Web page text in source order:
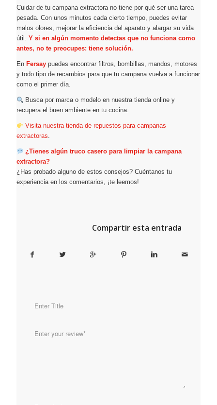
Cuidar de tu campana extractora no tiene por qué ser una tarea
pesada. Con unos minutos cada cierto tiempo, puedes evitar
malos olores, mejorar la eficiencia del aparato y alargar su vida
útil. Y si en algún momento detectas que no funciona como
antes, no te preocupes: tiene solución.
En Fersaypuedes encontrar filtros, bombillas, mandos, motores
y todo tipo de recambios para que tu campana vuelva a funcionar
como el primer día.
Busca por marca o modelo en nuestra tienda online y
recupera el buen ambiente en tu cocina.
Visita nuestra tienda de repuestos para campanas
extractoras.
¿Tienes algún truco casero para limpiar la campana
extractora?
¿Has probado alguno de estos consejos? Cuéntanos tu
experiencia en los comentarios, ¡te leemos!
Compartir esta entrada